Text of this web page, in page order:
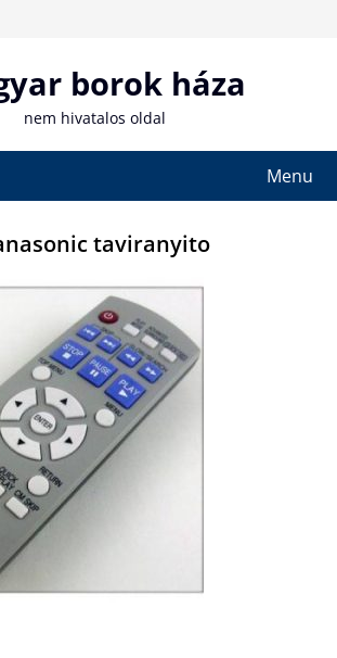
borok háza
nem hivatalos oldal
Menu
taviranyito